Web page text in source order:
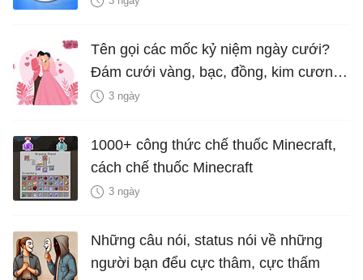
Tên gọi các mốc kỷ niệm ngày cưới?
Đám cưới vàng, bạc, đồng, kim cương
là bao nhiêu năm?
3 ngày
1000+ công thức chế thuốc Minecraft,
cách chế thuốc Minecraft
3 ngày
Những câu nói, status nói về những
người bạn đểu cực thâm, cực thấm